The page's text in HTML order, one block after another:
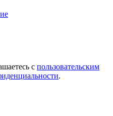
с пользовательским
.